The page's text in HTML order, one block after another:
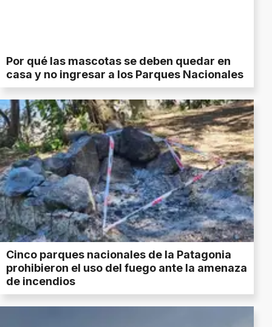
Por qué las mascotas se deben quedar en
casa y no ingresar a los Parques Nacionales
Cinco parques nacionales de la Patagonia
prohibieron el uso del fuego ante la amenaza
de incendios